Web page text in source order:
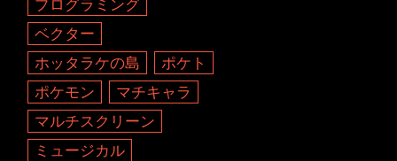
プログラミング
ベクター
ホッタラケの島
ポケト
ポケモン
マチキャラ
マルチスクリーン
ミュージカル